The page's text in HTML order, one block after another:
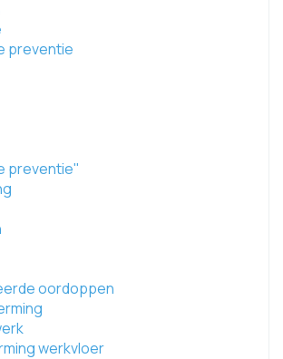
preventie
preventie"
oordoppen
werkvloer